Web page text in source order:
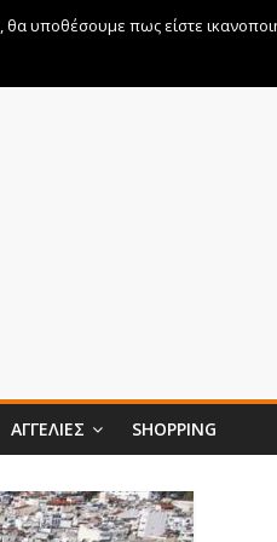
ΑΓΓΕΛΊΕΣ SHOPPING
υποθέσουμε πως είστε